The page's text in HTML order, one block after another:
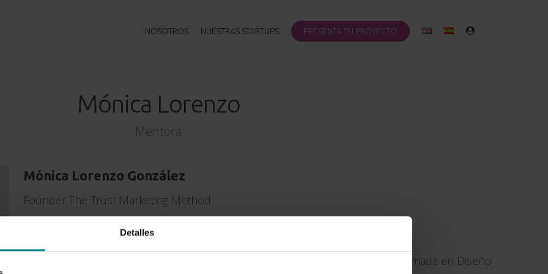
Detalles
NOSOTROS NUESTRAS STARTUPS PRESENTA TU PROYECTO
Mónica Lorenzo
Mentora
Mónica Lorenzo González
Founder The Trust Marketing Method
Licenciada en Publicidad y Relaciones Públicas, (Universitat Ramón Llull) Diplomada en Diseño